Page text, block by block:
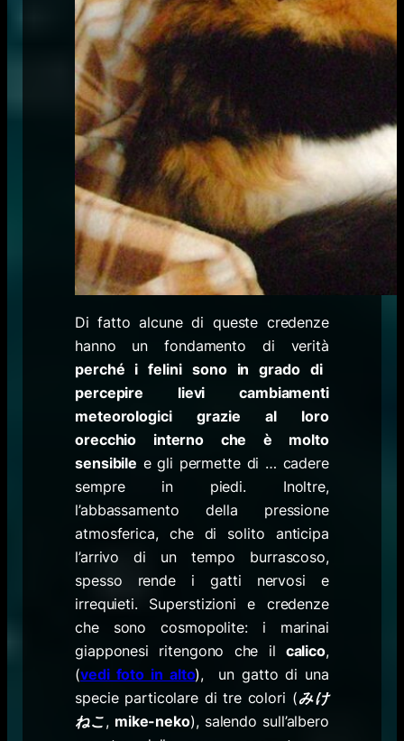
Di fatto alcune di queste credenze
hanno un fondamento di verità
perché i felini sono in grado di
percepire lievi cambiamenti
meteorologici grazie al loro
orecchio interno che è molto
sensibile e gli permette di … cadere
sempre in piedi. Inoltre,
l’abbassamento della pressione
atmosferica, che di solito anticipa
l’arrivo di un tempo burrascoso,
spesso rende i gatti nervosi e
irrequieti. Superstizioni e credenze
che sono cosmopolite: i marinai
giapponesi ritengono che il calico,
(vedi foto in alto), un gatto di una
specie particolare di tre colori (みけ
ねこ, mike-neko), salendo sull’albero